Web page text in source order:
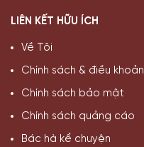
LIÊN KẾT HỮU ÍCH
Về Tôi
Chính sách & điều khoản
Chính sách bảo mật
Chính sách quảng cáo
Bác hà kể chuyện